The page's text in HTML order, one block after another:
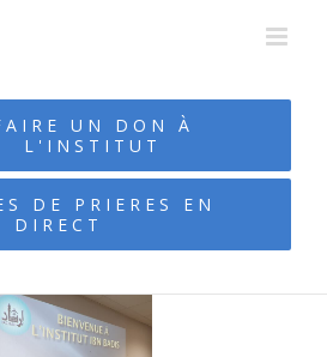
DE PRIERES EN
DIRECT
UN DON À
L'INSTITUT